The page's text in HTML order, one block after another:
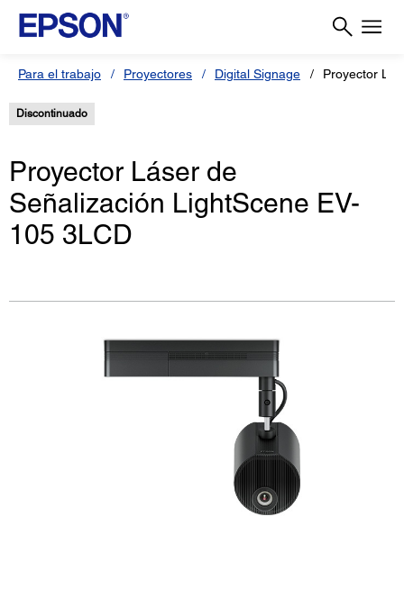
Para el trabajo Proyectores Digital Signage Proyector
Discontinuado
Proyector Láser de
Señalización LightScene EV-
105 3LCD